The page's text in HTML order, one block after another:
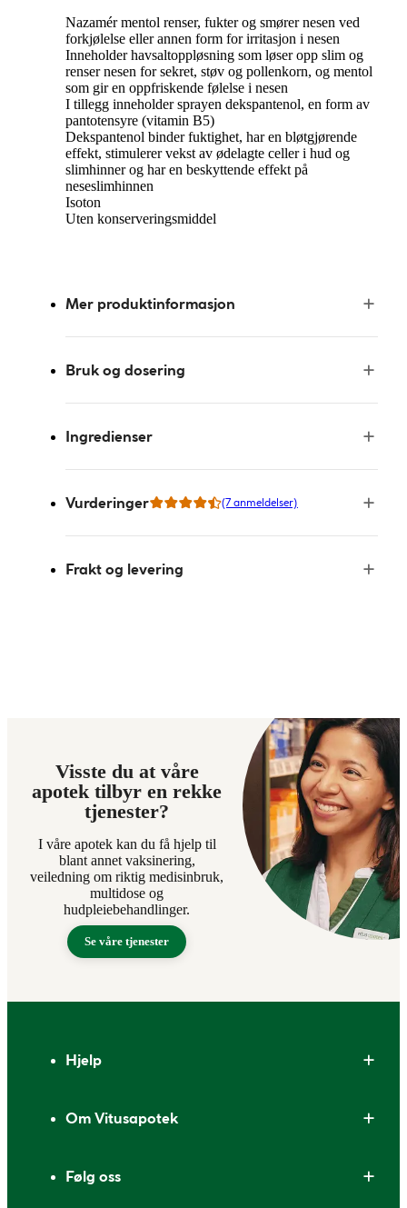
Nazamér mentol renser, fukter og smører nesen ved
forkjølelse eller annen form for irritasjon i nesen
Inneholder havsaltoppløsning som løser opp slim og
renser nesen for sekret, støv og pollenkorn, og mentol
som gir en oppfriskende følelse i nesen
I tillegg inneholder sprayen dekspantenol, en form av
pantotensyre (vitamin B5)
Dekspantenol binder fuktighet, har en bløtgjørende
effekt, stimulerer vekst av ødelagte celler i hud og
slimhinner og har en beskyttende effekt på
neseslimhinnen
Isoton
Uten konserveringsmiddel
Mer produktinformasjon
Bruk og dosering
Ingredienser
Vurderinger (7 anmeldelser)
Frakt og levering
Visste du at våre
apotek tilbyr en rekke
tjenester?
I våre apotek kan du få hjelp til
blant annet vaksinering,
veiledning om riktig medisinbruk,
multidose og
hudpleiebehandlinger.
Se våre tjenester
Hjelp
Om Vitusapotek
Følg oss